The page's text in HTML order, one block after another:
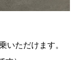
いただけます。